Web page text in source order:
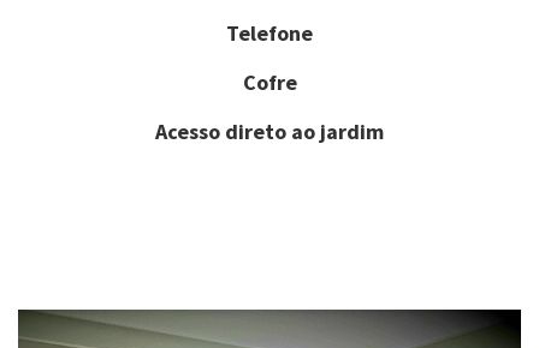
Telefone
Cofre
Acesso direto ao jardim